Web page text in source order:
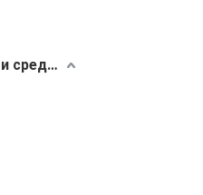
Одноразовые товары и средства для лечения недержания